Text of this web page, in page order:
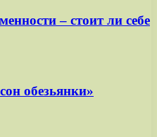
– стоит ли себе
обезьянки»